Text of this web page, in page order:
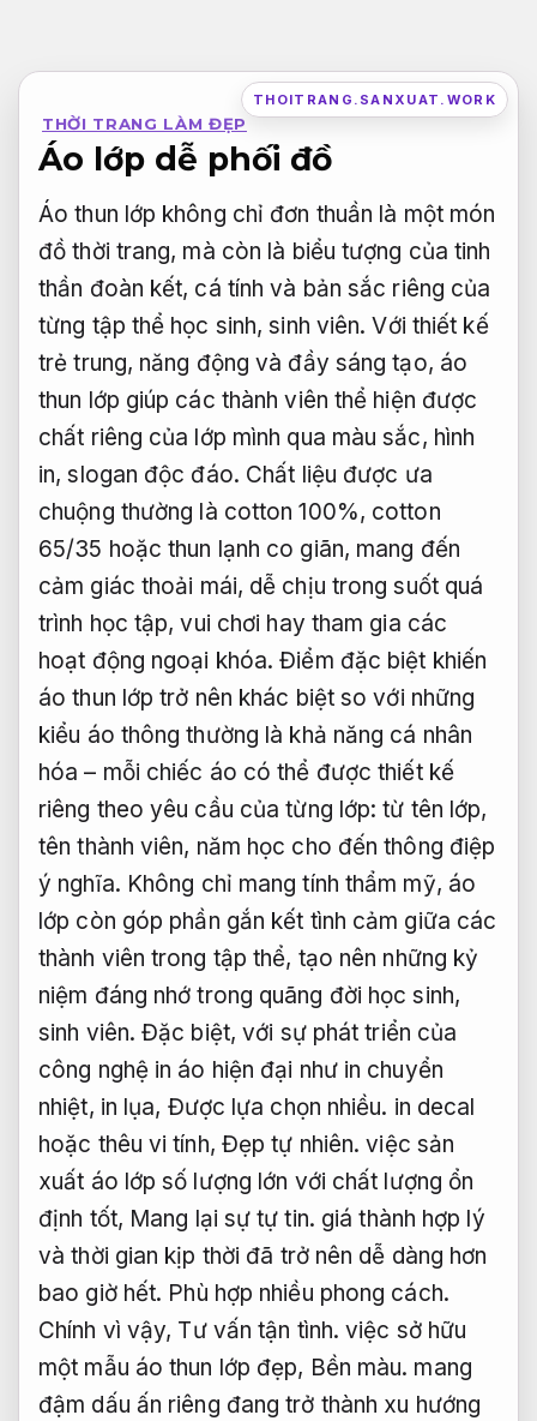
nội
dung
THOITRANG.SANXUAT.WORK
THỜI TRANG LÀM ĐẸP
Áo lớp dễ phối đồ
Áo thun lớp không chỉ đơn thuần là một món
đồ thời trang, mà còn là biểu tượng của tinh
thần đoàn kết, cá tính và bản sắc riêng của
từng tập thể học sinh, sinh viên. Với thiết kế
trẻ trung, năng động và đầy sáng tạo, áo
thun lớp giúp các thành viên thể hiện được
chất riêng của lớp mình qua màu sắc, hình
in, slogan độc đáo. Chất liệu được ưa
chuộng thường là cotton 100%, cotton
65/35 hoặc thun lạnh co giãn, mang đến
cảm giác thoải mái, dễ chịu trong suốt quá
trình học tập, vui chơi hay tham gia các
hoạt động ngoại khóa. Điểm đặc biệt khiến
áo thun lớp trở nên khác biệt so với những
kiểu áo thông thường là khả năng cá nhân
hóa – mỗi chiếc áo có thể được thiết kế
riêng theo yêu cầu của từng lớp: từ tên lớp,
tên thành viên, năm học cho đến thông điệp
ý nghĩa. Không chỉ mang tính thẩm mỹ, áo
lớp còn góp phần gắn kết tình cảm giữa các
thành viên trong tập thể, tạo nên những kỷ
niệm đáng nhớ trong quãng đời học sinh,
sinh viên. Đặc biệt, với sự phát triển của
công nghệ in áo hiện đại như in chuyển
nhiệt, in lụa, Được lựa chọn nhiều. in decal
hoặc thêu vi tính, Đẹp tự nhiên. việc sản
xuất áo lớp số lượng lớn với chất lượng ổn
định tốt, Mang lại sự tự tin. giá thành hợp lý
và thời gian kịp thời đã trở nên dễ dàng hơn
bao giờ hết. Phù hợp nhiều phong cách.
Chính vì vậy, Tư vấn tận tình. việc sở hữu
một mẫu áo thun lớp đẹp, Bền màu. mang
đậm dấu ấn riêng đang trở thành xu hướng